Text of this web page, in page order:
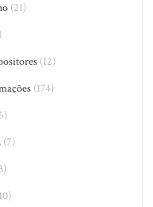
(21)
(12)
(174)
(7)